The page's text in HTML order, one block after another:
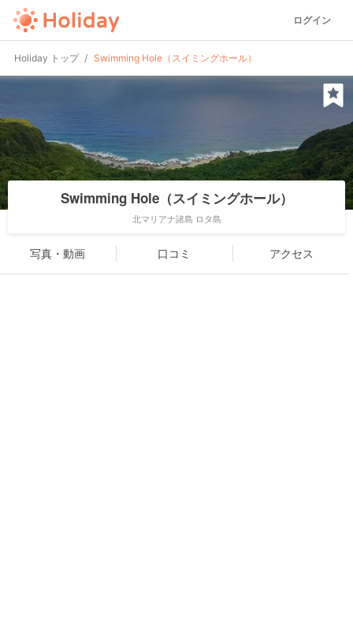
ログイン
Holiday トップ Swimming Hole（スイミングホール）
Swimming Hole（スイミングホール）
北マリアナ諸島 ロタ島
写真・動画 口コミ アクセス